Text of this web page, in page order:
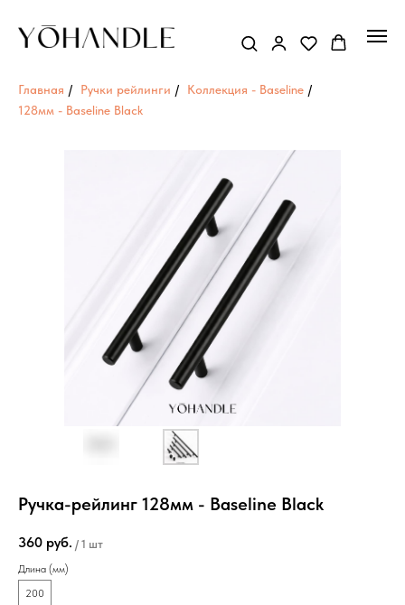
Главная / Ручки рейлинги / Коллекция - Baseline /
128мм - Baseline Black
Ручка-рейлинг 128мм - Baseline Вlack
360 руб. / 1 шт
Длина (мм)
200